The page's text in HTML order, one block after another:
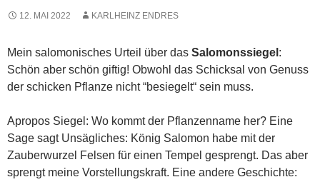
12. MAI 2022 KARLHEINZ ENDRES
Mein salomonisches Urteil über das Salomonssiegel :
Schön aber schön giftig! Obwohl das Schicksal von Genuss
der schicken Pflanze nicht “besiegelt“ sein muss.
Apropos Siegel: Wo kommt der Pflanzenname her? Eine
Sage sagt Unsägliches: König Salomon habe mit der
Zauberwurzel Felsen für einen Tempel gesprengt. Das aber
sprengt meine Vorstellungskraft. Eine andere Geschichte: